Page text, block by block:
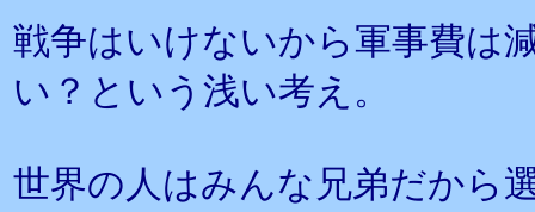
戦争はいけないから軍事費は
い？という浅い考え。
世界の人はみんな兄弟だから